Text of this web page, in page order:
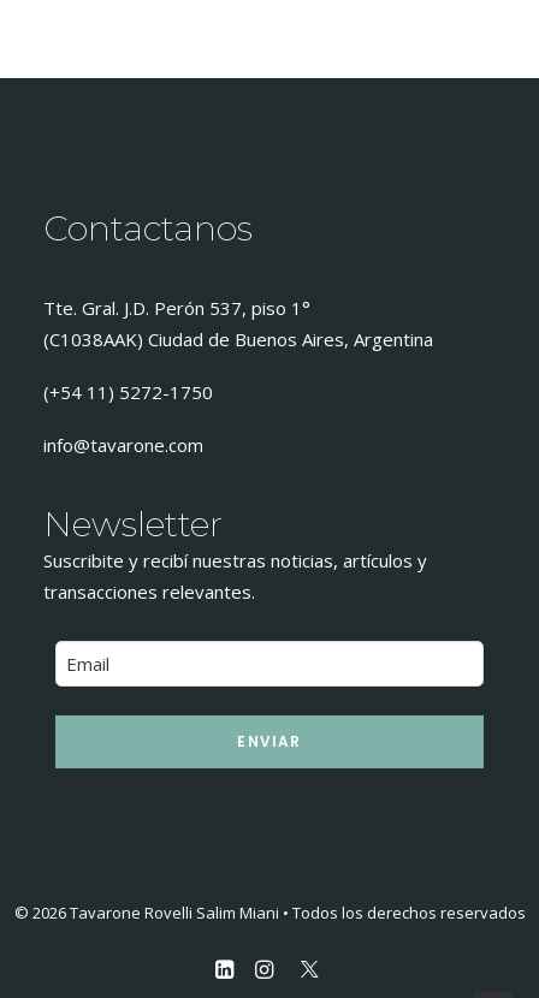
Contactanos
Tte. Gral. J.D. Perón 537, piso 1°
(C1038AAK) Ciudad de Buenos Aires, Argentina
(+54 11) 5272-1750
info@tavarone.com
Newsletter
Suscribite y recibí nuestras noticias, artículos y
transacciones relevantes.
ENVIAR
© 2026 Tavarone Rovelli Salim Miani • Todos los derechos reservados